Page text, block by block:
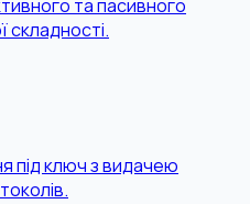
та пасивного
складності.
під ключ з видачею